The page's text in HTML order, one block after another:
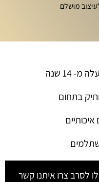
מושלם
14 שנה
בתחום
איכותיים
לסרב צרו איתנו קשר